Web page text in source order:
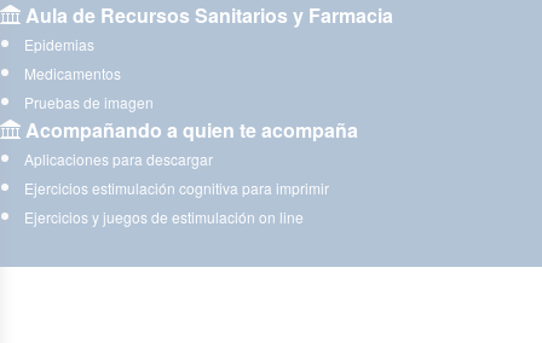
Aula de Recursos Sanitarios y Farmacia
Epidemias
Medicamentos
Pruebas de imagen
Acompañando a quien te acompaña
Aplicaciones para descargar
Ejercicios estimulación cognitiva para imprimir
Ejercicios y juegos de estimulación on line